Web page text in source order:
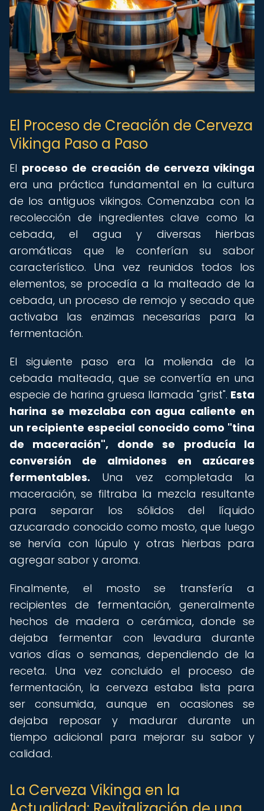
El Proceso de Creación de Cerveza
Vikinga Paso a Paso
El proceso de creación de cerveza vikinga
era una práctica fundamental en la cultura
de los antiguos vikingos. Comenzaba con la
recolección de ingredientes clave como la
cebada, el agua y diversas hierbas
aromáticas que le conferían su sabor
característico. Una vez reunidos todos los
elementos, se procedía a la malteado de la
cebada, un proceso de remojo y secado que
activaba las enzimas necesarias para la
fermentación.
El siguiente paso era la molienda de la
cebada malteada, que se convertía en una
especie de harina gruesa llamada "grist". Esta
harina se mezclaba con agua caliente en
un recipiente especial conocido como "tina
de maceración", donde se producía la
conversión de almidones en azúcares
fermentables. Una vez completada la
maceración, se filtraba la mezcla resultante
para separar los sólidos del líquido
azucarado conocido como mosto, que luego
se hervía con lúpulo y otras hierbas para
agregar sabor y aroma.
Finalmente, el mosto se transfería a
recipientes de fermentación, generalmente
hechos de madera o cerámica, donde se
dejaba fermentar con levadura durante
varios días o semanas, dependiendo de la
receta. Una vez concluido el proceso de
fermentación, la cerveza estaba lista para
ser consumida, aunque en ocasiones se
dejaba reposar y madurar durante un
tiempo adicional para mejorar su sabor y
calidad.
La Cerveza Vikinga en la